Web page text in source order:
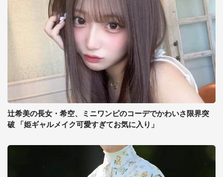
辻希美の長女・希空、ミニワンピのコーデでかわいさ限界突
破 「姫ギャルメイク可愛すぎてお気に入り」